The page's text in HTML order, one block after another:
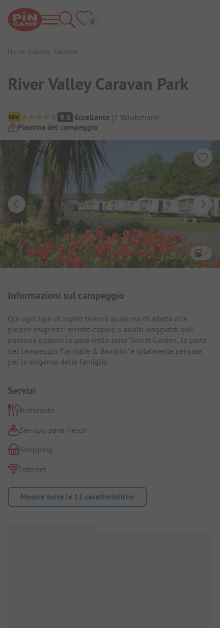
Home Irlanda Leinster
River Valley Caravan Park
Panoramica del campeggio
9.5 Eccellente (2 Valutazioni)
Piantina del campeggio
7
Informazioni sul campeggio
Qui ogni tipo di ospite troverà qualcosa di adatto alle
proprie esigenze: mentre coppie o adulti viaggianti soli
possono godersi la pace nella zona 'Secret Garden', la parte
del campeggio 'Famiglie & Bambini' è totalmente pensata
per le esigenze delle famiglie.
Servizi
Ristorante
Servizio pane fresco
Shopping
Internet
Mostra tutte le 11 caratteristiche